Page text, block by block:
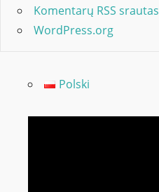
Komentarų RSS srautas
WordPress.org
Polski